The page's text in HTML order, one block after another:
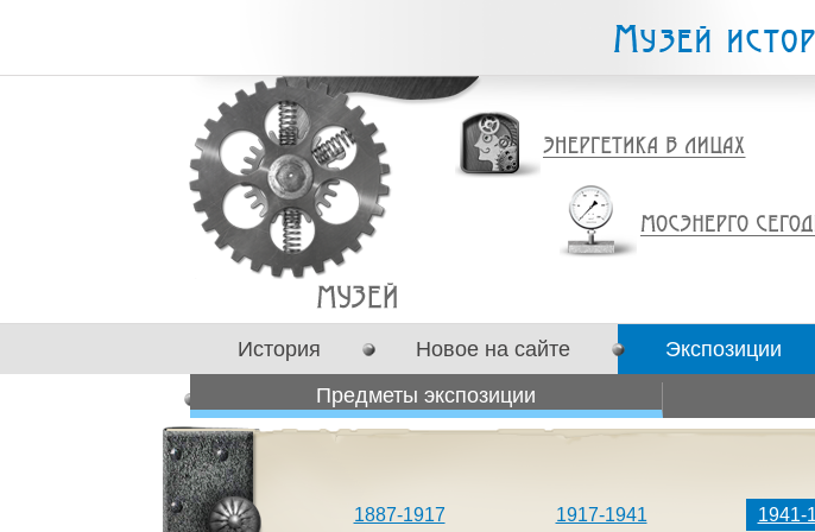
История Новое на сайте
Экспозиции
Предметы экспозиции
Сотрудничество
1887-1917 1917-1941 1941-